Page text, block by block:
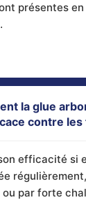
présentes en
la glue
contre les
efficacité si
par forte